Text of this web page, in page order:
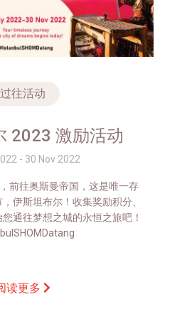
过往活动
2023 激励活动
- 30 Nov 2022
前往奥斯曼帝国，这是唯一存
伊斯坦布尔！收集奖励积分、
通往梦想之城的永恒之旅吧！
读更多